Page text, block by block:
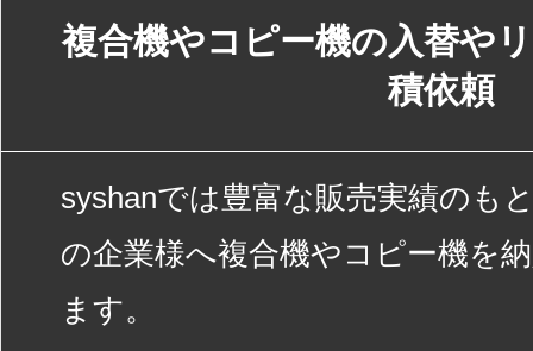
複合機やコピー機の入替や
積依頼
syshanでは豊富な販売実績のも
の企業様へ複合機やコピー機を
ます。